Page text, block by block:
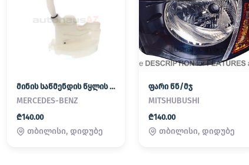
მინის საწმენდის წყლის ავზი
MERCEDES-BENZ
₾140.00
თბილისი, დიდუბე
ფარი წნ/მჯ
MITSHUBUSHI
₾140.00
თბილისი, დიდუბე